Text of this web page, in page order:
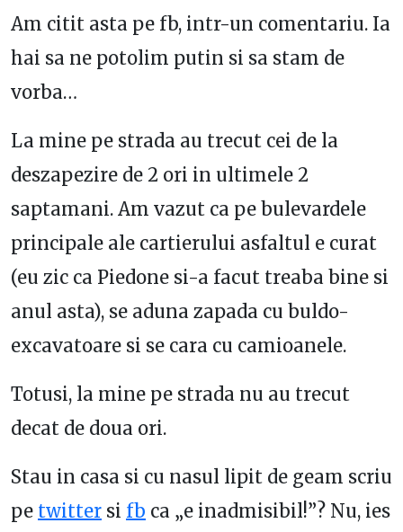
Am citit asta pe fb, intr-un comentariu. Ia
hai sa ne potolim putin si sa stam de
vorba…
La mine pe strada au trecut cei de la
deszapezire de 2 ori in ultimele 2
saptamani. Am vazut ca pe bulevardele
principale ale cartierului asfaltul e curat
(eu zic ca Piedone si-a facut treaba bine si
anul asta), se aduna zapada cu buldo-
excavatoare si se cara cu camioanele.
Totusi, la mine pe strada nu au trecut
decat de doua ori.
Stau in casa si cu nasul lipit de geam scriu
pe twitter si fb ca „e inadmisibil!”? Nu, ies